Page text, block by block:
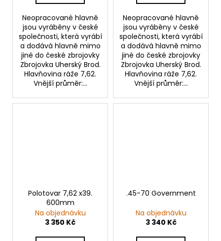
Neopracované hlavně
jsou vyráběny v české
společnosti, která vyrábí
a dodává hlavně mimo
jiné do české zbrojovky
Zbrojovka Uherský Brod.
Hlavňovina ráže 7,62.
Vnější průměr:...
Neopracované hlavně
jsou vyráběny v české
společnosti, která vyrábí
a dodává hlavně mimo
jiné do české zbrojovky
Zbrojovka Uherský Brod.
Hlavňovina ráže 7,62.
Vnější průměr:...
Polotovar 7,62 x39.
600mm
Na objednávku
3 350 Kč
.45-70 Government
Na objednávku
3 340 Kč